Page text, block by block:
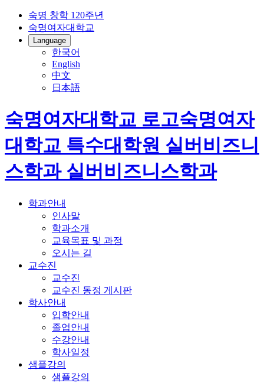
숙명 창학 120주년
숙명여자대학교
Language
한국어
English
中文
日本語
숙명여자대학교 로고숙명여자
대학교 특수대학원 실버비즈니
스학과실버비즈니스학과
학과안내
인사말
학과소개
교육목표 및 과정
오시는 길
교수진
교수진
교수진 동정 게시판
학사안내
입학안내
졸업안내
수강안내
학사일정
샘플강의
샘플강의